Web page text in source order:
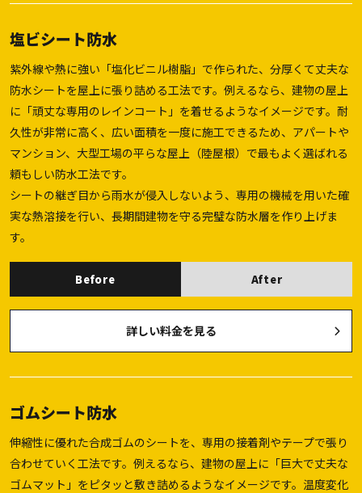
塩ビシート防水
紫外線や熱に強い「塩化ビニル樹脂」で作られた、分厚くて丈夫な
防水シートを屋上に張り詰める工法です。例えるなら、建物の屋上
に「頑丈な専用のレインコート」を着せるようなイメージです。耐
久性が非常に高く、広い面積を一度に施工できるため、アパートや
マンション、大型工場の平らな屋上（陸屋根）で最もよく選ばれる
頼もしい防水工法です。
シートの継ぎ目から雨水が侵入しないよう、専用の機械を用いた確
実な熱溶接を行い、長期間建物を守る完璧な防水層を作り上げま
す。
Before After
詳しい料金を見る
ゴムシート防水
伸縮性に優れた合成ゴムのシートを、専用の接着剤やテープで張り
合わせていく工法です。例えるなら、建物の屋上に「巨大で丈夫な
ゴムマット」をピタッと敷き詰めるようなイメージです。温度変化